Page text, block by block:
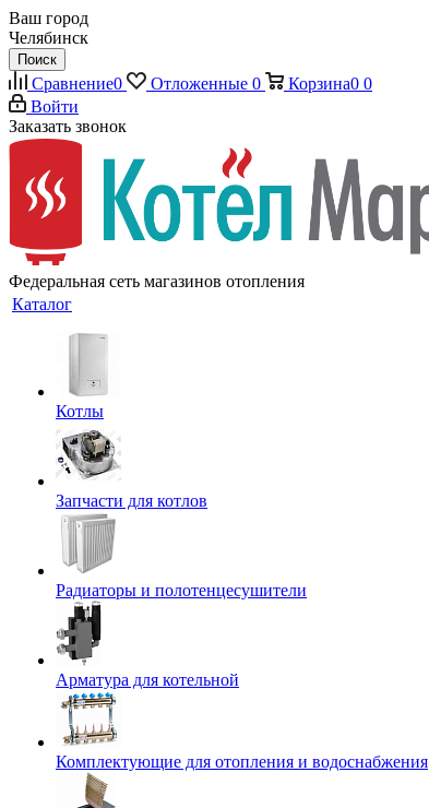
Ваш город
Челябинск
Поиск
Сравнение0 Отложенные 0 Корзина0 0
Войти
Заказать звонок
Федеральная сеть магазинов отопления
Каталог
Котлы
Запчасти для котлов
Радиаторы и полотенцесушители
Арматура для котельной
Комплектующие для отопления и водоснабжения